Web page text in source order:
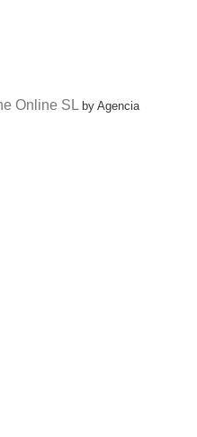
Online SL by Agencia